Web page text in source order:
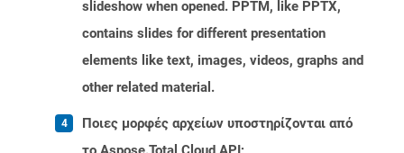
slideshow when opened. PPTM, like PPTX,
contains slides for different presentation
elements like text, images, videos, graphs and
other related material.
Ποιες μορφές αρχείων υποστηρίζονται από